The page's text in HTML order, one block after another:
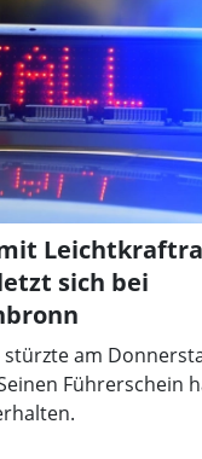
sich bei
stürzte am
Führerschein